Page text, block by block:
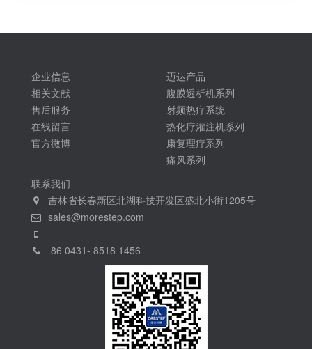
企业信息
相关文献
售后服务
在线留言
官方微博
迈达产品
腹膜透析机系列
射频热疗系统
热化疗灌注机系列
康复理疗系列
痛风系列
联系我们
吉林省长春新区北湖科技开发区盛北小街1205号
sales@morestep.com
86 0431- 8518 1456